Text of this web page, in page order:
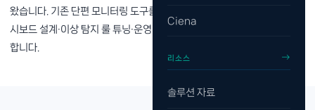
Ciena
리소스
솔루션 자료
왔습니다. 기존 단편 모니터링 도구를 통합 옵저버빌리티로 현대화하고, 대
시보드 설계·이상 탐지 룰 튜닝·운영 지원까지 한국어 기술지원으로 함께
합니다.